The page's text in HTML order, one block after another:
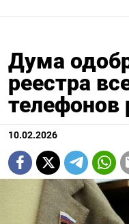
Дума
реестра
телефонов
10.02.2026